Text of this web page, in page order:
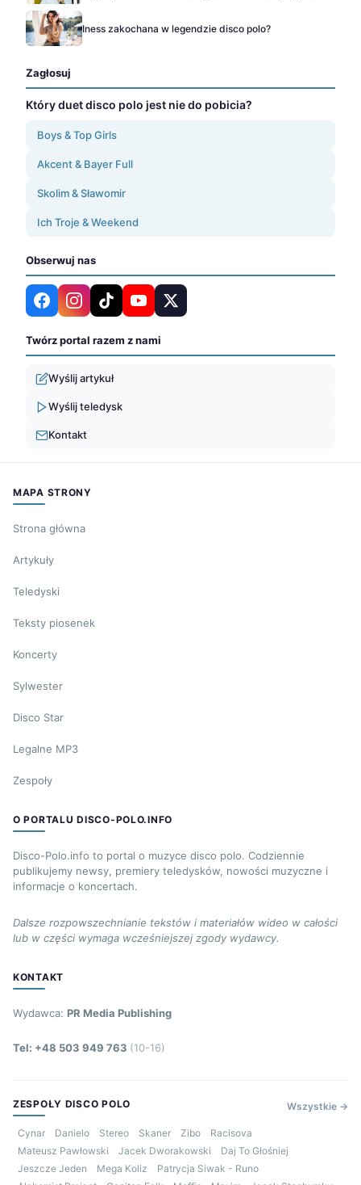
Iness zakochana w legendzie disco polo?
Zagłosuj
Który duet disco polo jest nie do pobicia?
Boys & Top Girls
Akcent & Bayer Full
Skolim & Sławomir
Ich Troje & Weekend
Obserwuj nas
Twórz portal razem z nami
Wyślij artykuł
Wyślij teledysk
Kontakt
MAPA STRONY
Strona główna
Artykuły
Teledyski
Teksty piosenek
Koncerty
Sylwester
Disco Star
Legalne MP3
Zespoły
O PORTALU DISCO-POLO.INFO
Disco-Polo.info to portal o muzyce disco polo. Codziennie
publikujemy newsy, premiery teledysków, nowości muzyczne i
informacje o koncertach.
Dalsze rozpowszechnianie tekstów i materiałów wideo w całości
lub w części wymaga wcześniejszej zgody wydawcy.
KONTAKT
Wydawca: PR Media Publishing
Tel: +48 503 949 763 (10-16)
ZESPOŁY DISCO POLO Wszystkie →
Cynar Danielo Stereo Skaner Zibo
Racisova
Mateusz Pawłowski
Jacek Dworakowski
Daj To Głośniej
Jeszcze Jeden
Mega Koliz
Patrycja Siwak - Runo